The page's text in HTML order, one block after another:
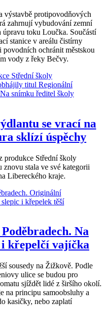
výstavbě protipovodňových
zahrnují vybudování zemní
úpravu toku Loučka. Součástí
stanice v areálu čistírny
ochránit městskou
vody z řeky Bečvy.
se vrací na
sklízí úspěchy
produkce Střední školy
znovu stala ve své kategorii
Libereckého kraje.
Na
křepelčí vajíčka
sousedy na Žižkově. Podle
ulice se budou pro
sjíždět lidé z širšího okolí.
na principu samoobsluhy a
kasičky, nebo zaplatí